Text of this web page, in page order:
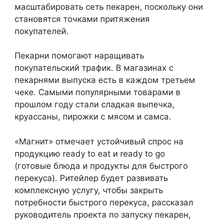
масштабировать сеть пекарен, поскольку они
становятся точками притяжения
покупателей.
Пекарни помогают наращивать
покупательский трафик. В магазинах с
пекарнями выпуска есть в каждом третьем
чеке. Самыми популярными товарами в
прошлом году стали сладкая выпечка,
круассаны, пирожки с мясом и самса.
«Магнит» отмечает устойчивый спрос на
продукцию ready to eat и ready to go
(готовые блюда и продукты для быстрого
перекуса). Ритейлер будет развивать
комплексную услугу, чтобы закрыть
потребности быстрого перекуса, рассказал
руководитель проекта по запуску пекарен,